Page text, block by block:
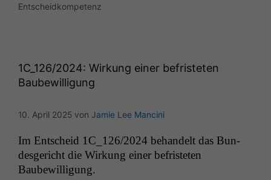
Entscheidkompetenz
1C_126/2024: Wirkung einer befristeten
Baubewilligung
10. April 2025 von Jamie Lee Mancini
Im Entscheid 1C_126/2024 behan­delt das Bun­
des­gericht die Wirkung ein­er befris­teten
Baubewilligung.
braucht sie,
angezeigt